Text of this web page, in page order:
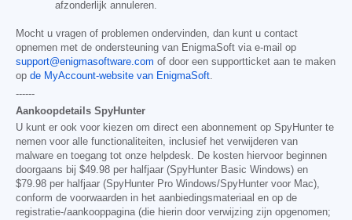
afzonderlijk annuleren.
Mocht u vragen of problemen ondervinden, dan kunt u contact
opnemen met de ondersteuning van EnigmaSoft via e-mail op
support@enigmasoftware.com of door een supportticket aan te maken
op de MyAccount-website van EnigmaSoft.
------
Aankoopdetails SpyHunter
U kunt er ook voor kiezen om direct een abonnement op SpyHunter te
nemen voor alle functionaliteiten, inclusief het verwijderen van
malware en toegang tot onze helpdesk. De kosten hiervoor beginnen
doorgaans bij $49.98 per halfjaar (SpyHunter Basic Windows) en
$79.98 per halfjaar (SpyHunter Pro Windows/SpyHunter voor Mac),
conform de voorwaarden in het aanbiedingsmateriaal en op de
registratie-/aankooppagina (die hierin door verwijzing zijn opgenomen;